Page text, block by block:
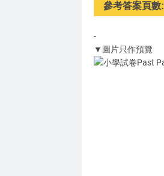
參考答案頁數:
-
▼圖片只作預覽